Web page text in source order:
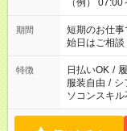
（例）
20:00※遅番
あれば調整
なります。★
ください。
期間
短期のお仕
始日はご相
特徴 日払いOK /
服装自由 / シ
ソコンスキル